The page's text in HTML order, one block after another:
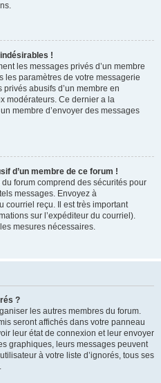
!
les messages privés d’un membre
les paramètres de votre messagerie
abusifs d’un membre en
modérateurs. Ce dernier a la
membre d’envoyer des messages
d’un membre de ce forum !
forum comprend des sécurités pour
messages. Envoyez à
courriel reçu. Il est très important
sur l’expéditeur du courriel).
mesures nécessaires.
?
les autres membres du forum.
seront affichés dans votre panneau
leur état de connexion et leur envoyer
graphiques, leurs messages peuvent
à votre liste d’ignorés, tous ses